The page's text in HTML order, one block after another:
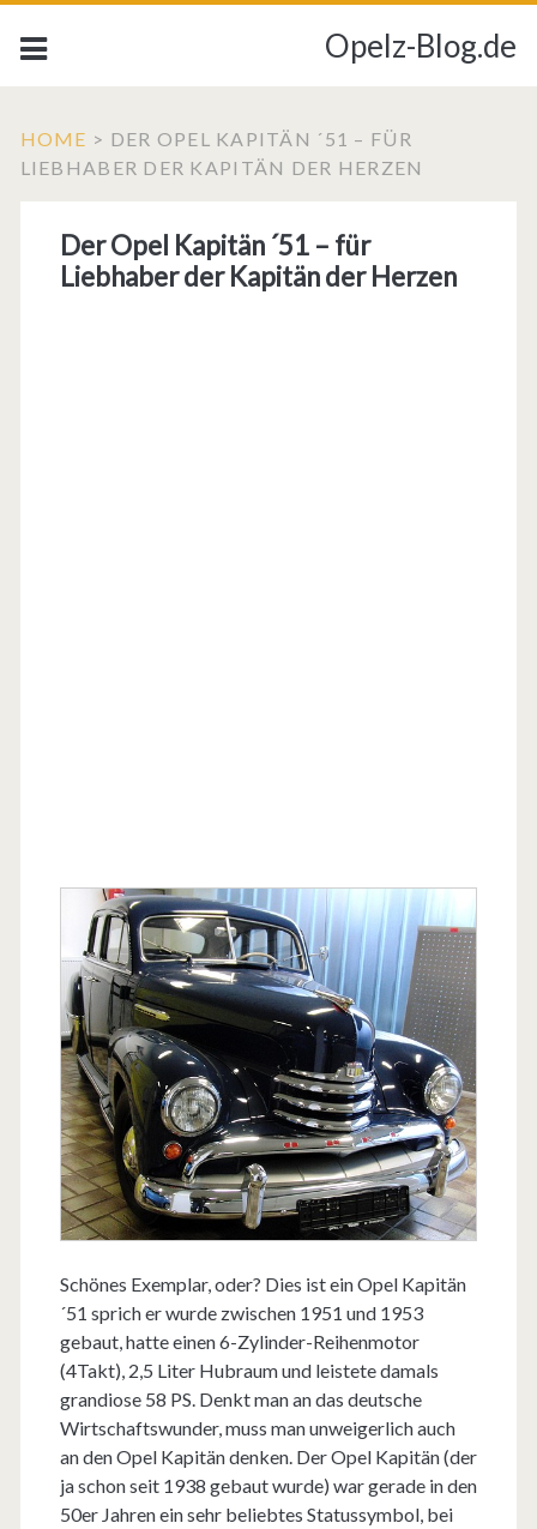
Opelz-Blog.de
HOME > DER OPEL KAPITÄN ´51 – FÜR
LIEBHABER DER KAPITÄN DER HERZEN
Der Opel Kapitän ´51 – für
Liebhaber der Kapitän der Herzen
Schönes Exemplar, oder? Dies ist ein Opel Kapitän
´51 sprich er wurde zwischen 1951 und 1953
gebaut, hatte einen 6-Zylinder-Reihenmotor
(4Takt), 2,5 Liter Hubraum und leistete damals
grandiose 58 PS. Denkt man an das deutsche
Wirtschaftswunder, muss man unweigerlich auch
an den Opel Kapitän denken. Der Opel Kapitän (der
ja schon seit 1938 gebaut wurde) war gerade in den
50er Jahren ein sehr beliebtes Statussymbol, bei